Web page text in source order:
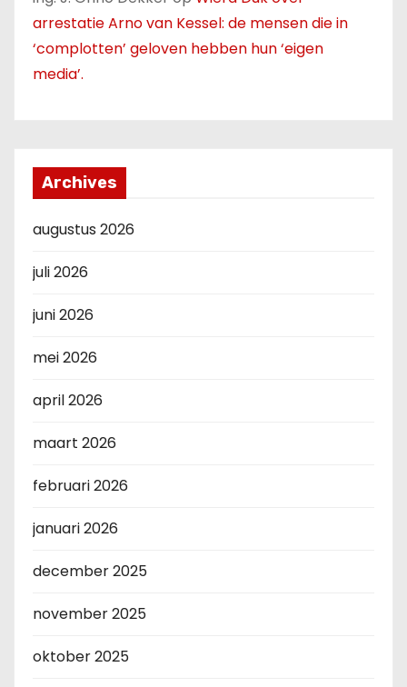
arrestatie Arno van Kessel: de mensen die in
‘complotten’ geloven hebben hun ‘eigen
media’.
Archives
augustus 2026
juli 2026
juni 2026
mei 2026
april 2026
maart 2026
februari 2026
januari 2026
december 2025
november 2025
oktober 2025